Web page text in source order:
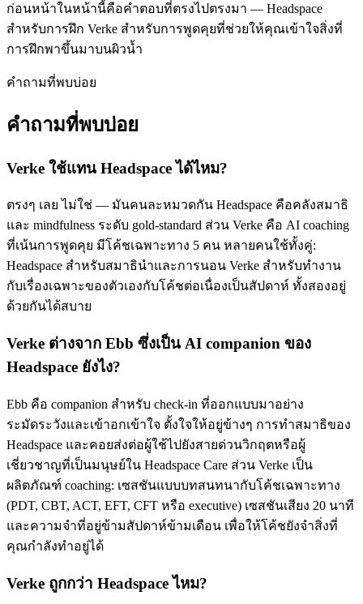
ก่อนหน้าในหน้านี้คือคำตอบที่ตรงไปตรงมา — Headspace
สำหรับการฝึก Verke สำหรับการพูดคุยที่ช่วยให้คุณเข้าใจสิ่งที่
การฝึกพาขึ้นมาบนผิวน้ำ
คำถามที่พบบ่อย
คำถามที่พบบ่อย
Verke ใช้แทน Headspace ได้ไหม?
ตรงๆ เลย ไม่ใช่ — มันคนละหมวดกัน Headspace คือคลังสมาธิ
และ mindfulness ระดับ gold-standard ส่วน Verke คือ AI coaching
ที่เน้นการพูดคุย มีโค้ชเฉพาะทาง 5 คน หลายคนใช้ทั้งคู่:
Headspace สำหรับสมาธินำและการนอน Verke สำหรับทำงาน
กับเรื่องเฉพาะของตัวเองกับโค้ชต่อเนื่องเป็นสัปดาห์ ทั้งสองอยู่
ด้วยกันได้สบาย
Verke ต่างจาก Ebb ซึ่งเป็น AI companion ของ
Headspace ยังไง?
Ebb คือ companion สำหรับ check-in ที่ออกแบบมาอย่าง
ระมัดระวังและเข้าอกเข้าใจ ตั้งใจให้อยู่ข้างๆ การทำสมาธิของ
Headspace และคอยส่งต่อผู้ใช้ไปยังสายด่วนวิกฤตหรือผู้
เชี่ยวชาญที่เป็นมนุษย์ใน Headspace Care ส่วน Verke เป็น
ผลิตภัณฑ์ coaching: เซสชันแบบบทสนทนากับโค้ชเฉพาะทาง
(PDT, CBT, ACT, EFT, CFT หรือ executive) เซสชันเสียง 20 นาที
และความจำที่อยู่ข้ามสัปดาห์ข้ามเดือน เพื่อให้โค้ชยังจำสิ่งที่
คุณกำลังทำอยู่ได้
Verke ถูกกว่า Headspace ไหม?